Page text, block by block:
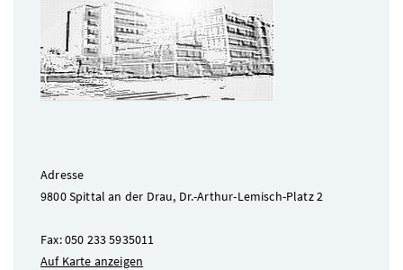
Adresse
9800 Spittal an der Drau, Dr.-Arthur-Lemisch-Platz 2
Fax: 050 233 5935011
Auf Karte anzeigen